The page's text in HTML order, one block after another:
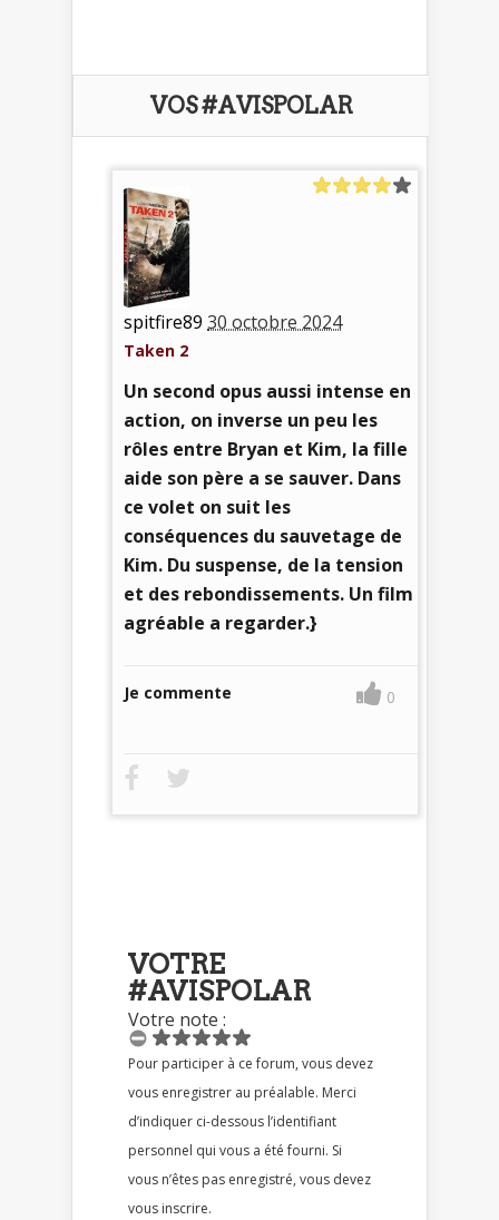
VOS #AVISPOLAR
spitfire89 30 octobre 2024
Taken 2
Un second opus aussi intense en
action, on inverse un peu les
rôles entre Bryan et Kim, la fille
aide son père a se sauver. Dans
ce volet on suit les
conséquences du sauvetage de
Kim. Du suspense, de la tension
et des rebondissements. Un film
agréable a regarder.}
Je commente 0
VOTRE
#AVISPOLAR
Votre note :
Pour participer à ce forum, vous devez
vous enregistrer au préalable. Merci
d’indiquer ci-dessous l’identifiant
personnel qui vous a été fourni. Si
vous n’êtes pas enregistré, vous devez
vous inscrire.